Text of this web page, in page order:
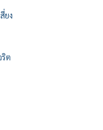
ยง
ต